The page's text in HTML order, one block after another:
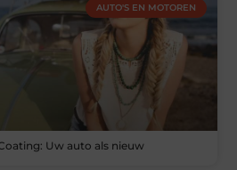
AUTO'S EN MOTOREN
Uw auto als nieuw